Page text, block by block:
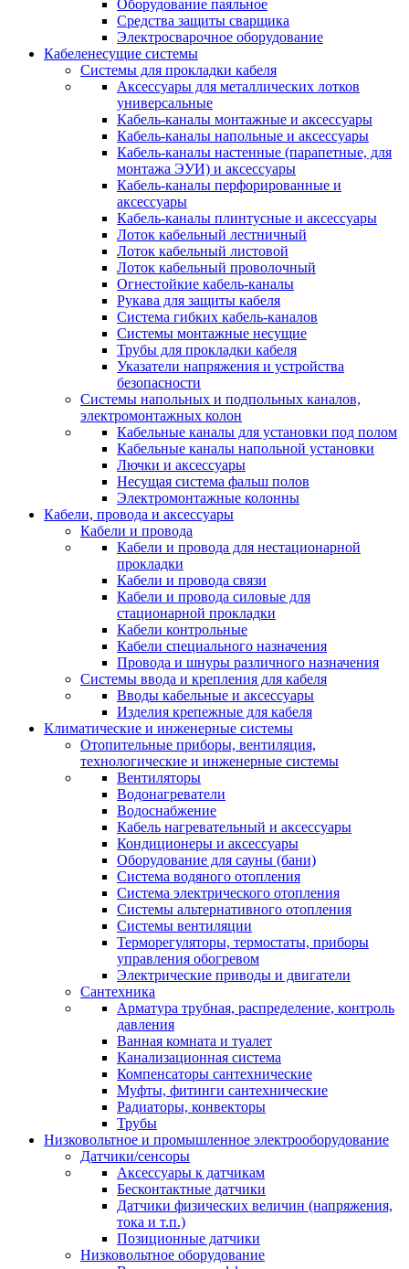
Оборудование паяльное
Средства защиты сварщика
Электросварочное оборудование
Кабеленесущие системы
Системы для прокладки кабеля
Аксессуары для металлических лотков
универсальные
Кабель-каналы монтажные и аксессуары
Кабель-каналы напольные и аксессуары
Кабель-каналы настенные (парапетные, для
монтажа ЭУИ) и аксессуары
Кабель-каналы перфорированные и
аксессуары
Кабель-каналы плинтусные и аксессуары
Лоток кабельный лестничный
Лоток кабельный листовой
Лоток кабельный проволочный
Огнестойкие кабель-каналы
Рукава для защиты кабеля
Система гибких кабель-каналов
Системы монтажные несущие
Трубы для прокладки кабеля
Указатели напряжения и устройства
безопасности
Системы напольных и подпольных каналов,
электромонтажных колон
Кабельные каналы для установки под полом
Кабельные каналы напольной установки
Лючки и аксессуары
Несущая система фальш полов
Электромонтажные колонны
Кабели, провода и аксессуары
Кабели и провода
Кабели и провода для нестационарной
прокладки
Кабели и провода связи
Кабели и провода силовые для
стационарной прокладки
Кабели контрольные
Кабели специального назначения
Провода и шнуры различного назначения
Системы ввода и крепления для кабеля
Вводы кабельные и аксессуары
Изделия крепежные для кабеля
Климатические и инженерные системы
Отопительные приборы, вентиляция,
технологические и инженерные системы
Вентиляторы
Водонагреватели
Водоснабжение
Кабель нагревательный и аксессуары
Кондиционеры и аксессуары
Оборудование для сауны (бани)
Система водяного отопления
Система электрического отопления
Системы альтернативного отопления
Системы вентиляции
Терморегуляторы, термостаты, приборы
управления обогревом
Электрические приводы и двигатели
Сантехника
Арматура трубная, распределение, контроль
давления
Ванная комната и туалет
Канализационная система
Компенсаторы сантехнические
Муфты, фитинги сантехнические
Радиаторы, конвекторы
Трубы
Низковольтное и промышленное электрооборудование
Датчики/сенсоры
Аксессуары к датчикам
Бесконтактные датчики
Датчики физических величин (напряжения,
тока и т.п.)
Позиционные датчики
Низковольтное оборудование